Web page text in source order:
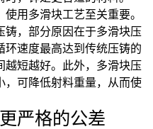
用多滑块工艺至关重要。
铸，部分原因在于多滑块压
速度最高达到传统压铸的
越短越好。此外，多滑块压
可降低射料重量，从而使
严格的公差